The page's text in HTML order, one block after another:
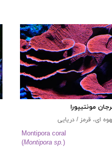
مونتیپورا
ای، قرمز / دریایی
Montipora coral
(Montipora sp.)